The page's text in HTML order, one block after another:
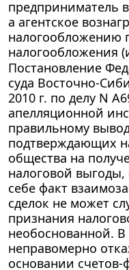
предприниматель
а агентское
налогообложению
налогообложения
Постановление
суда Восточно-
2010 г. по делу N
апелляционной
правильному
подтверждающих
общества на
налоговой выгоды,
себе факт
сделок не может
признания
необоснованной.
неправомерно
основании счетов-